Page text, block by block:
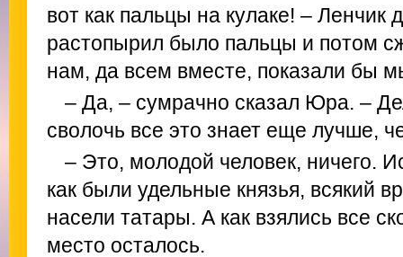
вот как пальцы на кулаке! – Ленчик
растопырил было пальцы и потом
нам, да всем вместе, показали бы
– Да, – сумрачно сказал Юра. –
сволочь все это знает еще лучше,
– Это, молодой человек, ничего.
как были удельные князья, всякий
насели татары. А как взялись все
место осталось.